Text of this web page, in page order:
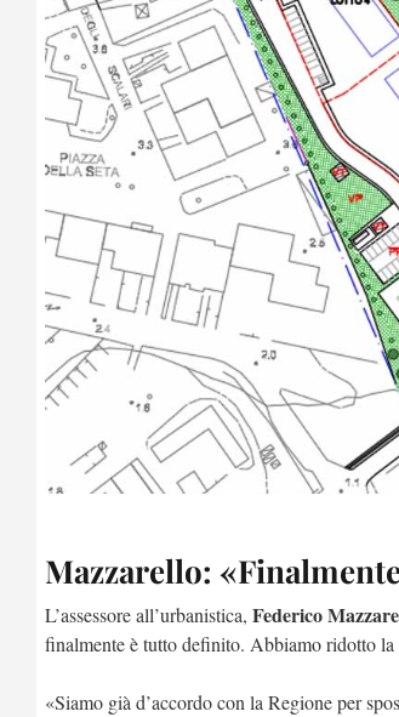
Mazzarello:
L’assessore all’urbanistica, Federico
finalmente è tutto definito. Abbiamo ridotto la
«Siamo già d’accordo con la Regione per